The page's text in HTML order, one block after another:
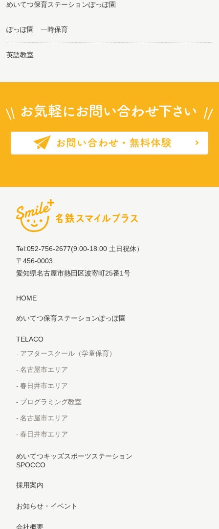
めいてつ保育ステーションぽっぽ園
ぽっぽ園 一時保育
英語教室
Tel:052-756-2677(9:00-18:00 土日祝休）
〒456-0003
愛知県名古屋市熱田区波寄町25番1号
HOME
めいてつ保育ステーションぽっぽ園
TELACO
アフタースクール（学童保育）
名古屋市エリア
春日井市エリア
プログラミング教室
名古屋市エリア
春日井市エリア
めいてつキッズスポーツステーション
SPOCCO
採用案内
お知らせ・イベント
会社概要